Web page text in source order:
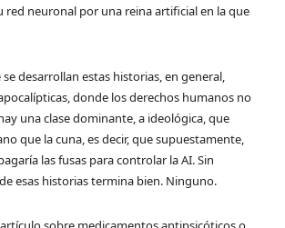
red neuronal por una reina artificial en la que
desarrollan estas historias, en general,
donde los derechos humanos no
una clase dominante, a ideológica, que
que la cuna, es decir, que supuestamente,
las fusas para controlar la AI. Sin
esas historias termina bien. Ninguno.